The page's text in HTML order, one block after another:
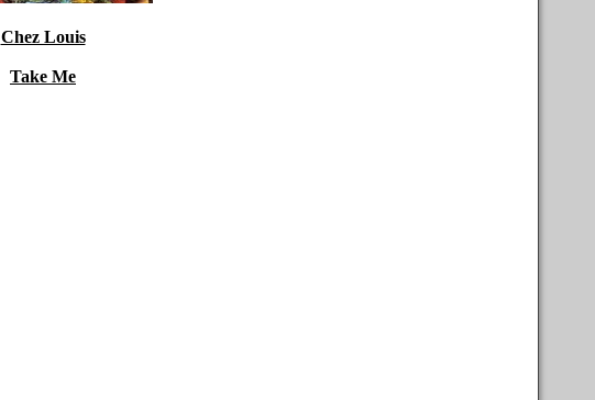
Chez Louis
Take Me